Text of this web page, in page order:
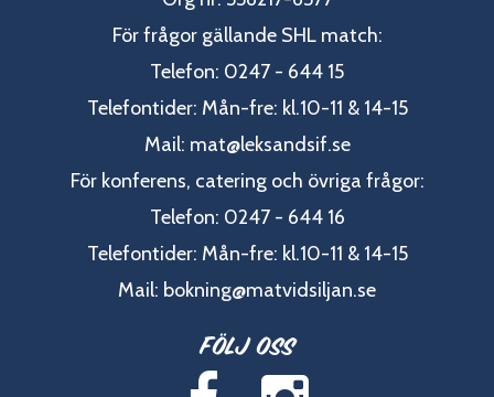
För frågor gällande SHL match:
Telefon: 0247 - 644 15
Telefontider: Mån-fre: kl.10-11 & 14-15
Mail: mat@leksandsif.se
För konferens, catering och övriga frågor:
Telefon: 0247 - 644 16
Telefontider: Mån-fre: kl.10-11 & 14-15
Mail: bokning@matvidsiljan.se
Följ oss